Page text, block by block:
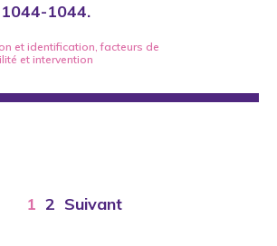
1044.
et identification,facteurs de
et intervention
1 2 Suivant